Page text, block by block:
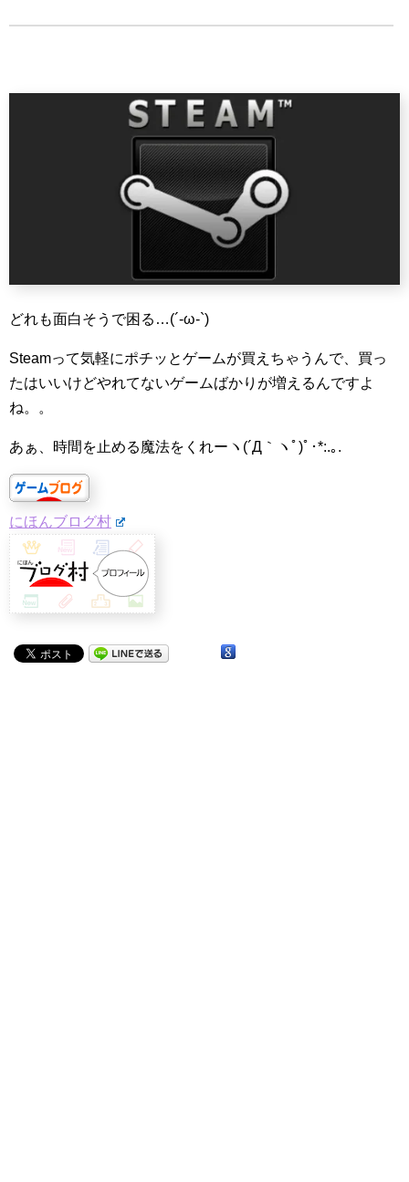
どれも面白そうで困る…(´-ω-`)
Steamって気軽にポチッとゲームが買えちゃうんで、買っ
たはいいけどやれてないゲームばかりが増えるんですよ
ね。。
あぁ、時間を止める魔法をくれーヽ(´Д｀ヽﾟ)ﾟ･*:.｡.
にほんブログ村